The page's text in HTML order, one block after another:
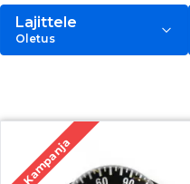
Lajittele
Oletus
Kampanja